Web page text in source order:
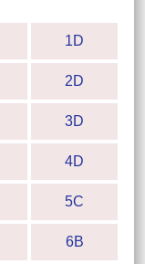
1D
2D
3D
4D
5C
6B